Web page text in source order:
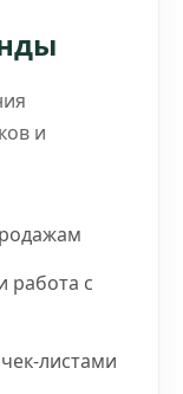
и
работа с
листами